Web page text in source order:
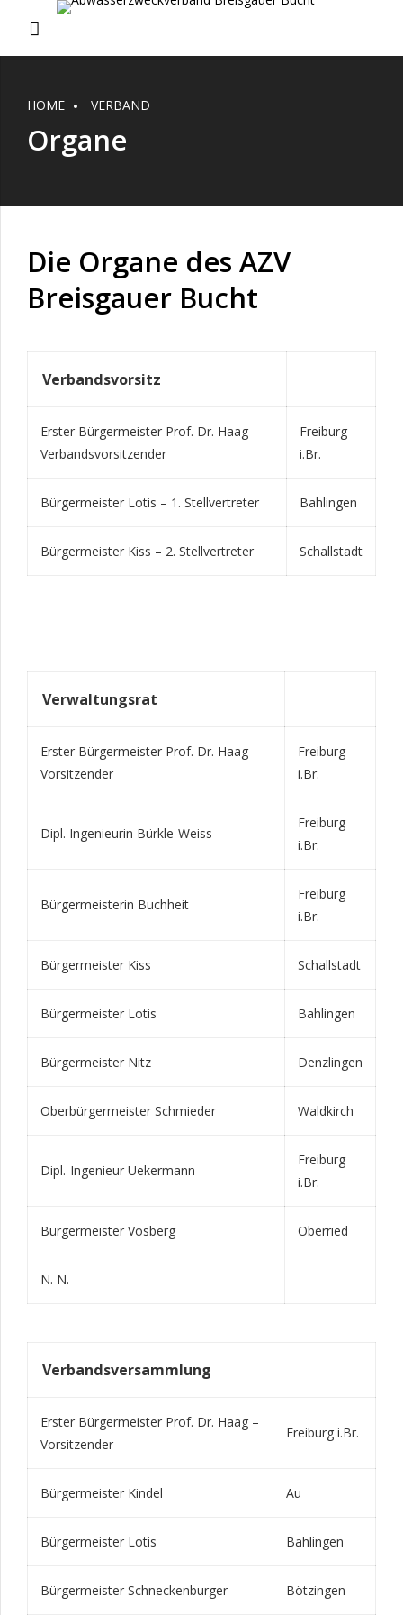
HOME VERBAND
Organe
Die Organe des AZV
Breisgauer Bucht
Verbandsvorsitz
Erster Bürgermeister Prof. Dr. Haag –
Verbandsvorsitzender
Freiburg
i.Br.
Bürgermeister Lotis – 1. Stellvertreter Bahlingen
Bürgermeister Kiss – 2. Stellvertreter Schallstadt
Verwaltungsrat
Erster Bürgermeister Prof. Dr. Haag –
Vorsitzender
Freiburg
i.Br.
Dipl. Ingenieurin Bürkle-Weiss
Freiburg
i.Br.
Bürgermeisterin Buchheit
Freiburg
i.Br.
Bürgermeister Kiss Schallstadt
Bürgermeister Lotis Bahlingen
Bürgermeister Nitz Denzlingen
Oberbürgermeister Schmieder Waldkirch
Dipl.-Ingenieur Uekermann
Freiburg
i.Br.
Bürgermeister Vosberg Oberried
N. N.
Verbandsversammlung
Erster Bürgermeister Prof. Dr. Haag –
Vorsitzender
Freiburg i.Br.
Bürgermeister Kindel Au
Bürgermeister Lotis Bahlingen
Bürgermeister Schneckenburger Bötzingen